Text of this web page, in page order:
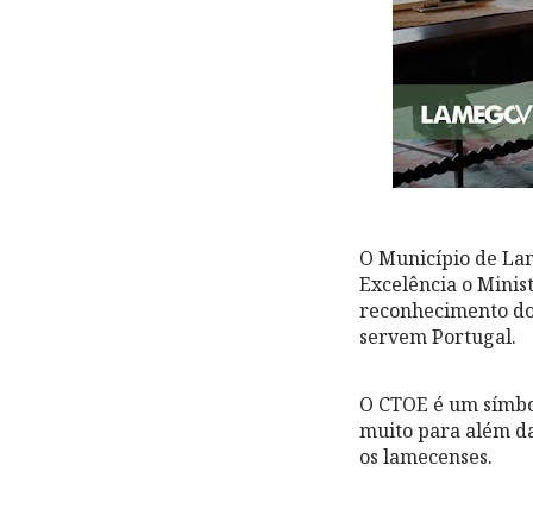
O Município de
Excelência o
reconhecimento
servem Portugal.
O CTOE é um
muito para além
os lamecenses.